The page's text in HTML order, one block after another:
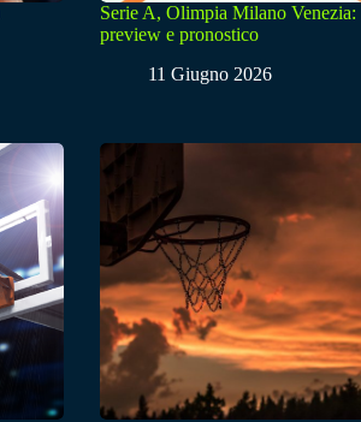
Serie A, Olimpia Milano Venezia:
preview e pronostico
11 Giugno 2026